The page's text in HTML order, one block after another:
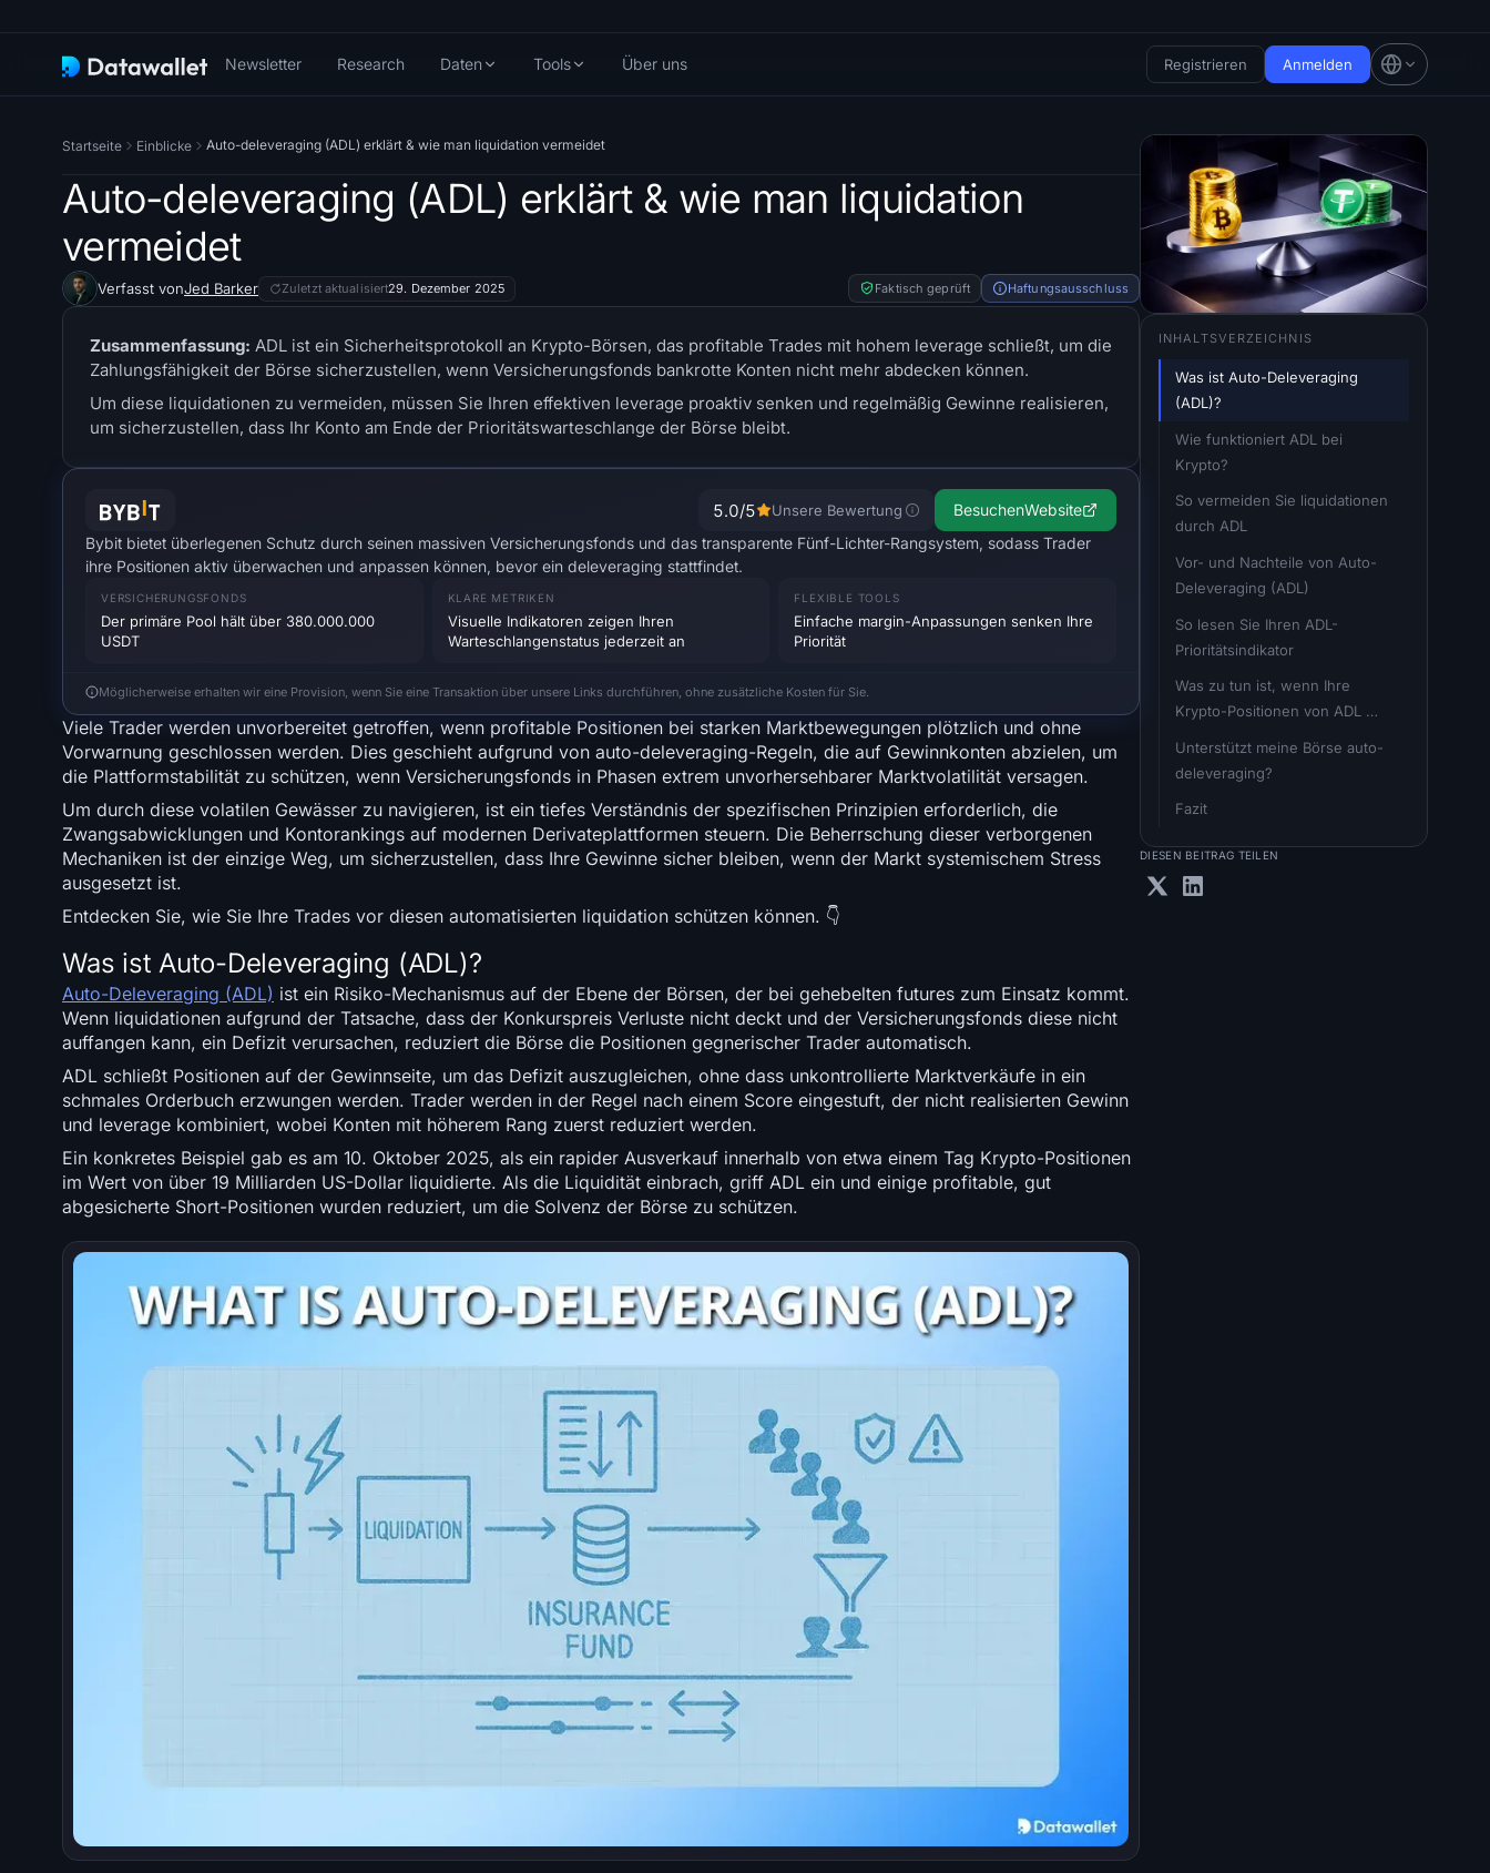
Newsletter Research Daten Tools Über uns Registrieren Anmelden
Startseite Einblicke Auto-deleveraging (ADL) erklärt & wie man liquidation vermeidet
Auto-deleveraging (ADL) erklärt & wie man liquidation
vermeidet
Verfasst vonJed Barker Zuletzt aktualisiert29. Dezember 2025 Faktisch geprüft Haftungsausschluss
Zusammenfassung: ADL ist ein Sicherheitsprotokoll an Krypto-Börsen, das profitable Trades mit hohem leverage schließt, um die
Zahlungsfähigkeit der Börse sicherzustellen, wenn Versicherungsfonds bankrotte Konten nicht mehr abdecken können.
Um diese liquidationen zu vermeiden, müssen Sie Ihren effektiven leverage proaktiv senken und regelmäßig Gewinne realisieren,
um sicherzustellen, dass Ihr Konto am Ende der Prioritätswarteschlange der Börse bleibt.
5.0/5 Unsere Bewertung BesuchenWebsite
Bybit bietet überlegenen Schutz durch seinen massiven Versicherungsfonds und das transparente Fünf-Lichter-Rangsystem, sodass Trader
ihre Positionen aktiv überwachen und anpassen können, bevor ein deleveraging stattfindet.
VERSICHERUNGSFONDS
Der primäre Pool hält über 380.000.000
USDT
KLARE METRIKEN
Visuelle Indikatoren zeigen Ihren
Warteschlangenstatus jederzeit an
FLEXIBLE TOOLS
Einfache margin-Anpassungen senken Ihre
Priorität
Möglicherweise erhalten wir eine Provision, wenn Sie eine Transaktion über unsere Links durchführen, ohne zusätzliche Kosten für Sie.
Viele Trader werden unvorbereitet getroffen, wenn profitable Positionen bei starken Marktbewegungen plötzlich und ohne
Vorwarnung geschlossen werden. Dies geschieht aufgrund von auto-deleveraging-Regeln, die auf Gewinnkonten abzielen, um
die Plattformstabilität zu schützen, wenn Versicherungsfonds in Phasen extrem unvorhersehbarer Marktvolatilität versagen.
Um durch diese volatilen Gewässer zu navigieren, ist ein tiefes Verständnis der spezifischen Prinzipien erforderlich, die
Zwangsabwicklungen und Kontorankings auf modernen Derivateplattformen steuern. Die Beherrschung dieser verborgenen
Mechaniken ist der einzige Weg, um sicherzustellen, dass Ihre Gewinne sicher bleiben, wenn der Markt systemischem Stress
ausgesetzt ist.
Entdecken Sie, wie Sie Ihre Trades vor diesen automatisierten liquidation schützen können. 👇
Was ist Auto-Deleveraging (ADL)?
Auto-Deleveraging (ADL) ist ein Risiko-Mechanismus auf der Ebene der Börsen, der bei gehebelten futures zum Einsatz kommt.
Wenn liquidationen aufgrund der Tatsache, dass der Konkurspreis Verluste nicht deckt und der Versicherungsfonds diese nicht
auffangen kann, ein Defizit verursachen, reduziert die Börse die Positionen gegnerischer Trader automatisch.
ADL schließt Positionen auf der Gewinnseite, um das Defizit auszugleichen, ohne dass unkontrollierte Marktverkäufe in ein
schmales Orderbuch erzwungen werden. Trader werden in der Regel nach einem Score eingestuft, der nicht realisierten Gewinn
und leverage kombiniert, wobei Konten mit höherem Rang zuerst reduziert werden.
Ein konkretes Beispiel gab es am 10. Oktober 2025, als ein rapider Ausverkauf innerhalb von etwa einem Tag Krypto-Positionen
im Wert von über 19 Milliarden US-Dollar liquidierte. Als die Liquidität einbrach, griff ADL ein und einige profitable, gut
abgesicherte Short-Positionen wurden reduziert, um die Solvenz der Börse zu schützen.
INHALTSVERZEICHNIS
Was ist Auto-Deleveraging
(ADL)?
Wie funktioniert ADL bei
Krypto?
So vermeiden Sie liquidationen
durch ADL
Vor- und Nachteile von Auto-
Deleveraging (ADL)
So lesen Sie Ihren ADL-
Prioritätsindikator
Was zu tun ist, wenn Ihre
Krypto-Positionen von ADL
Unterstützt meine Börse auto-
deleveraging?
Fazit
DIESEN BEITRAG TEILEN